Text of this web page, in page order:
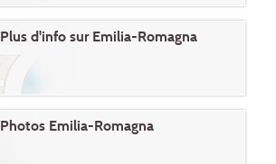
Plus d'info sur Emilia-Romagna
Photos Emilia-Romagna